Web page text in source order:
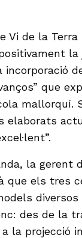
Vi de la
incorporació
que
mallorquí.
elaborats
la gerent
que els tres
des de la
la projecció